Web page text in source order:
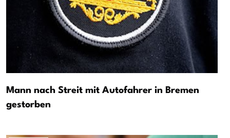
Mann nach Streit mit Autofahrer in Bremen
gestorben